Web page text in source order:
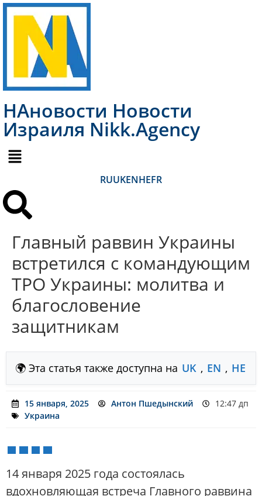
НАновости Новости
Израиля Nikk.Agency
RUUKENHEFR
Главный раввин Украины
встретился с командующим
ТРО Украины: молитва и
благословение
защитникам
🌍 Эта статья также доступна на UK , EN , HE
15 января, 2025 Антон Пшедынский
12:47 дп
Украина
14 января 2025 года состоялась
вдохновляющая встреча Главного раввина